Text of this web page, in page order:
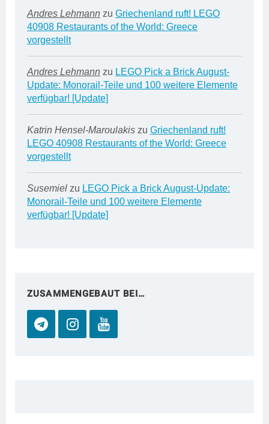
Andres Lehmann zu Griechenland ruft! LEGO
40908 Restaurants of the World: Greece
vorgestellt
Andres Lehmann zu LEGO Pick a Brick August-
Update: Monorail-Teile und 100 weitere Elemente
verfügbar! [Update]
Katrin Hensel-Maroulakis zu Griechenland ruft!
LEGO 40908 Restaurants of the World: Greece
vorgestellt
Susemiel zu LEGO Pick a Brick August-Update:
Monorail-Teile und 100 weitere Elemente
verfügbar! [Update]
ZUSAMMENGEBAUT BEI…